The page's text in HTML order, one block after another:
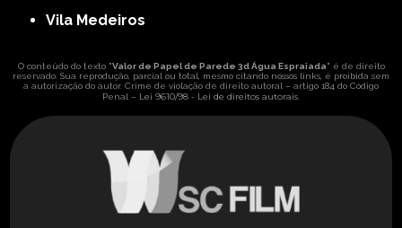
Vila Medeiros
O conteúdo do texto "Valor de Papel de Parede 3d Água Espraiada" é de direito
reservado. Sua reprodução, parcial ou total, mesmo citando nossos links, é proibida sem
a autorização do autor. Crime de violação de direito autoral – artigo 184 do Código
Penal – Lei 9610/98 - Lei de direitos autorais.